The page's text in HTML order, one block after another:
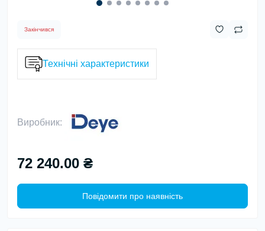
Закінчився
Технічні характеристики
Виробник:
72 240.00 ₴
Повідомити про наявність